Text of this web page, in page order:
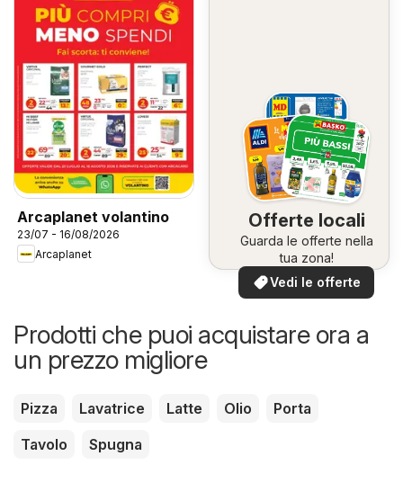
Arcaplanet volantino
23/07 - 16/08/2026
Arcaplanet
Offerte locali
Guarda le offerte nella
tua zona!
Vedi le offerte
Prodotti che puoi acquistare ora a
un prezzo migliore
Pizza Lavatrice Latte Olio
Porta
Tavolo
Spugna